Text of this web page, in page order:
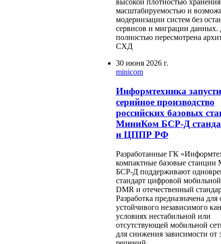
высокой плотностью
масштабируемостью и
модернизации систем без
сервисов и миграции данных.
полностью пересмотрена
СХД
30 июня 2026 г.
minicom
Информтехника
серийное производство
российских базовых
МиниКом БСР-Д
и ЦППР РФ
Разработанные ГК
компактные базовые
БСР-Д поддерживают
стандарт цифровой
DMR и отечественный
Разработка предназначена
устойчивого независимого
условиях нестабильной или
отсутствующей мобильной
для снижения зависимости от